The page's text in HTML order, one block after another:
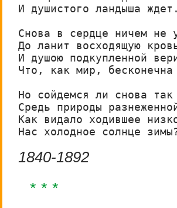
И душистого ландыша ждет.
Снова в сердце ничем не
До ланит восходящую
И душою подкупленной
Что, как мир, бесконечна
Но сойдемся ли снова так
Средь природы
Как видало ходившее
Нас холодное солнце
1840-1892
* * *